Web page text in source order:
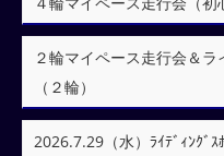
２輪マイペース走行会＆
（２輪）
2026.7.29（水）ﾗｲﾃﾞｨﾝｸﾞ